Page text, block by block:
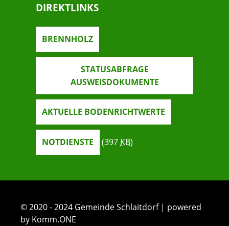
DIREKTLINKS
BRENNHOLZ
STATUSABFRAGE
AUSWEISDOKUMENTE
AKTUELLE BODENRICHTWERTE
NOTDIENSTE (397 KB)
© 2020 - 2024 Gemeinde Schlaitdorf | powered
by Komm.ONE